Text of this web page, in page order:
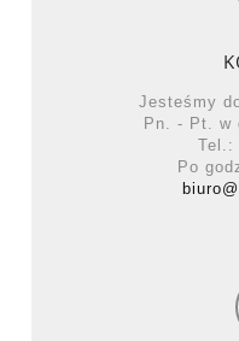
Jesteśmy
Pn. - Pt. w
Tel.:
Po